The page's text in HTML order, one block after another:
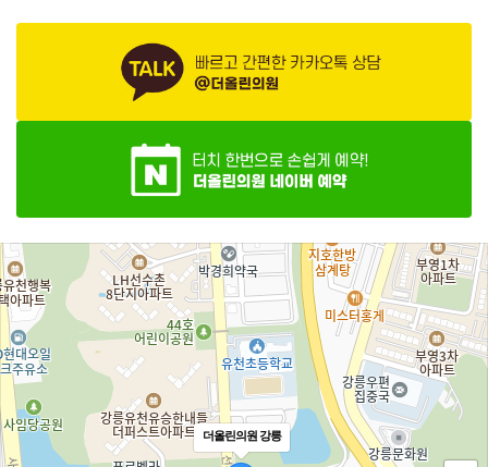
더올린의원 강릉